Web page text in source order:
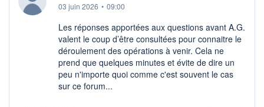
03 juin 2026 • 09:00
Les réponses apportées aux questions avant A.G.
valent le coup d’être consultées pour connaitre le
déroulement des opérations à venir. Cela ne
prend que quelques minutes et évite de dire un
peu n'importe quoi comme c'est souvent le cas
sur ce forum...